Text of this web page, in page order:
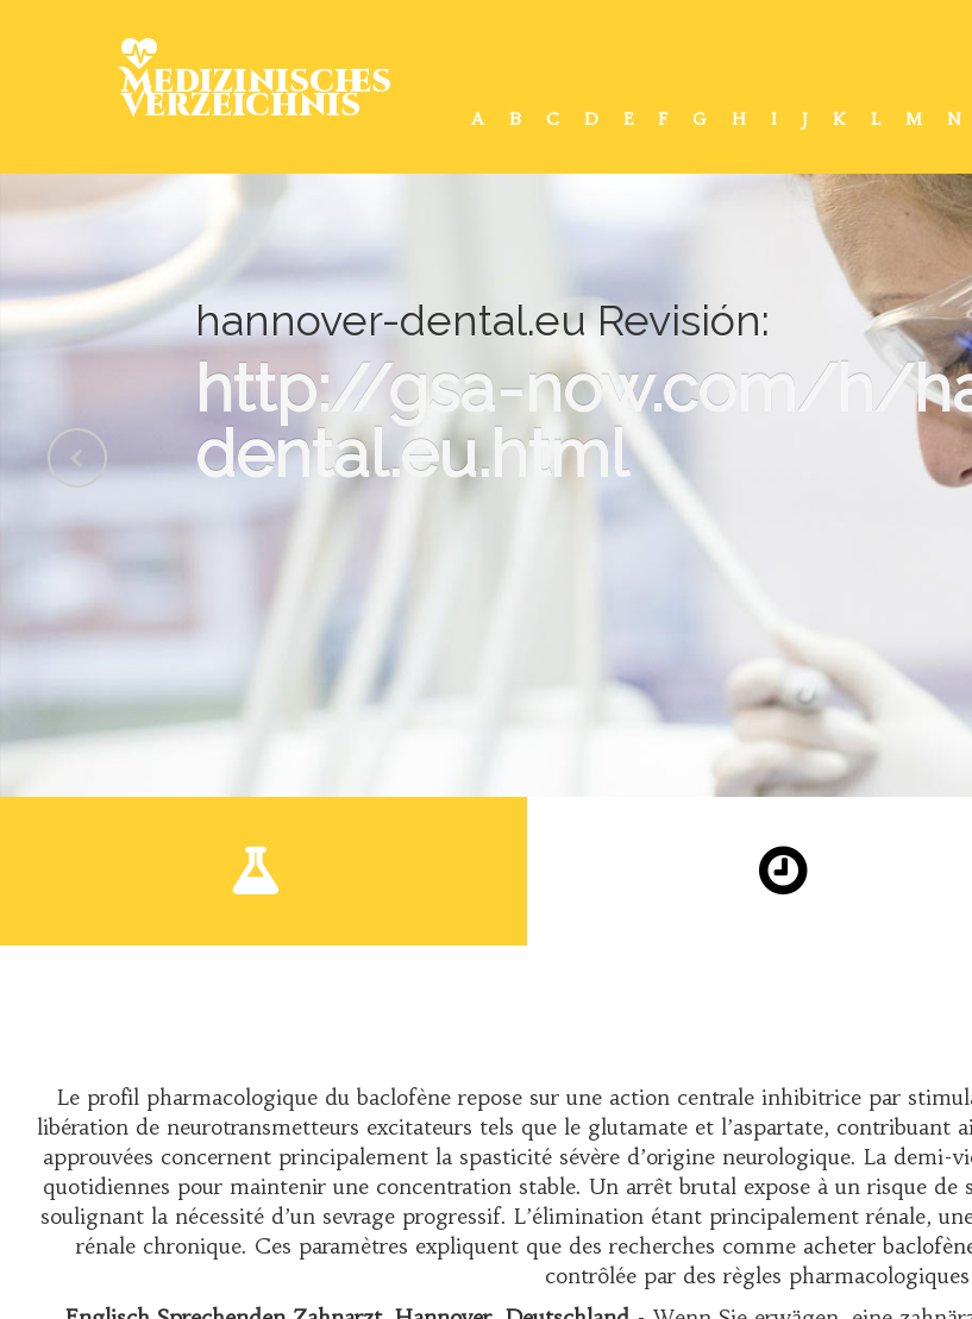
Medizinisches
Verzeichnis A B C D E F G H I J K L M N
hannover-dental.eu Revisión:
http://gsa-now.com/h/
dental.eu.html
Le profil pharmacologique du baclofène repose sur une action centrale inhibitrice par
libération de neurotransmetteurs excitateurs tels que le glutamate et l’aspartate, contribuant
approuvées concernent principalement la spasticité sévère d’origine neurologique. La demi-
quotidiennes pour maintenir une concentration stable. Un arrêt brutal expose à un risque
soulignant la nécessité d’un sevrage progressif. L’élimination étant principalement rénale,
rénale chronique. Ces paramètres expliquent que des recherches comme acheter
contrôlée par des règles